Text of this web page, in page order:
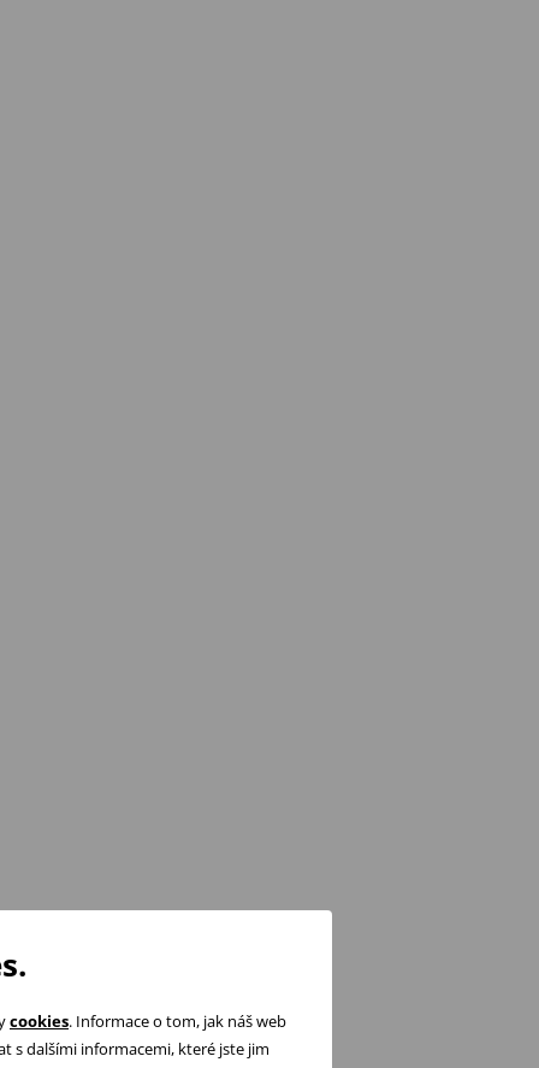
cookies. Informace o tom, jak náš web
s dalšími informacemi, které jste jim